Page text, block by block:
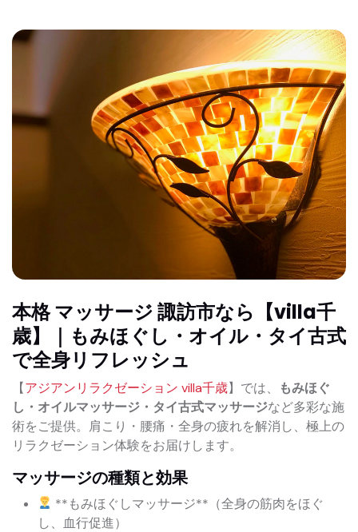
本格 マッサージ 諏訪市なら【villa千
歳】｜もみほぐし・オイル・タイ古式
で全身リフレッシュ
【アジアンリラクゼーション villa千歳】では、
もみほぐ
し・オイルマッサージ・タイ古式マッサージなど多彩な施
術をご提供。肩こり・腰痛・全身の疲れを解消し、極上の
リラクゼーション体験をお届けします。
マッサージの種類と効果
**もみほぐしマッサージ**（全身の筋肉をほぐ
し、血行促進）